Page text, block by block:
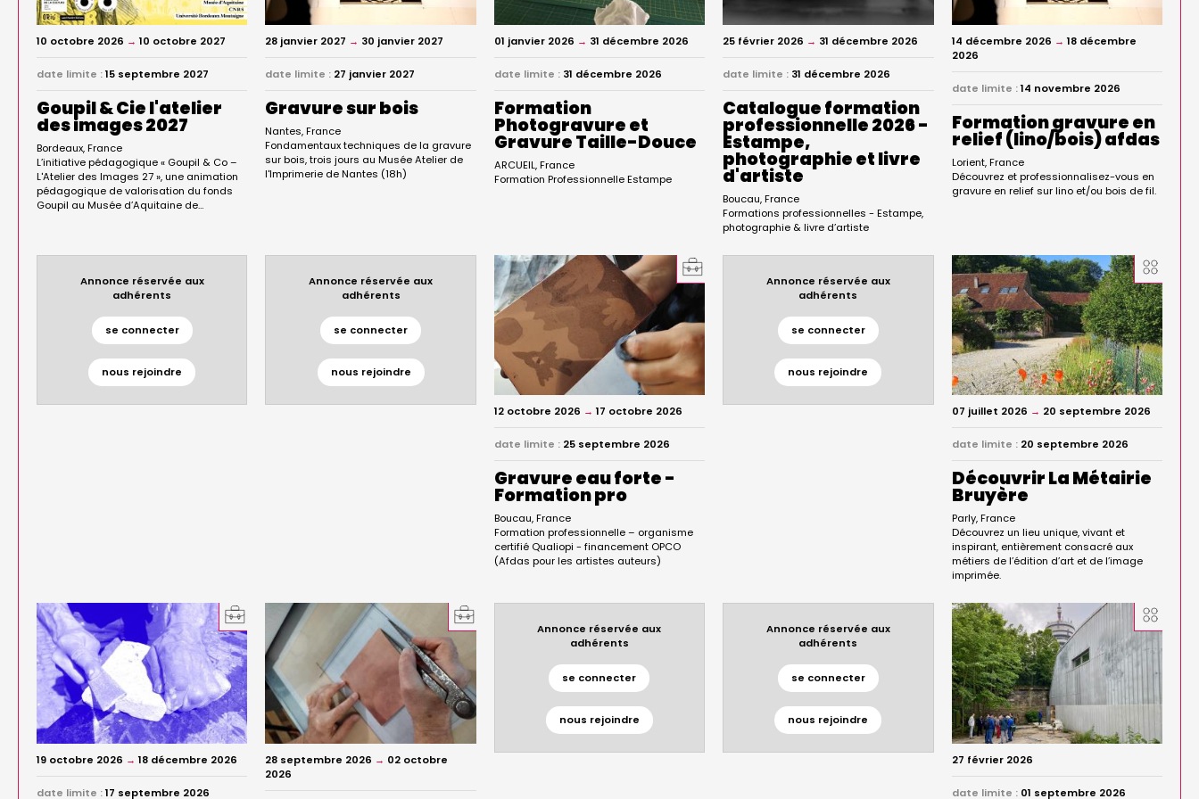
10 octobre 2026 → 10 octobre 2027
date limite :15 septembre 2027
Goupil & Cie l'atelier
des images 2027
Bordeaux France
L’initiative pédagogique « Goupil & Co –
L'Atelier des Images 27 », une animation
pédagogique de valorisation du fonds
Goupil au Musée d’Aquitaine de…
28 janvier 2027 → 30 janvier 2027
date limite : 27 janvier 2027
Gravure sur bois
Nantes France
Fondamentaux techniques de la gravure
sur bois, trois jours au Musée Atelier de
l'Imprimerie de Nantes (18h)
01 janvier 2026 → 31 décembre 2026
date limite : 31 décembre 2026
Formation
Photogravure et
Gravure Taille-Douce
ARCUEIL France
Formation Professionnelle Estampe
25 février 2026 → 31 décembre 2026
date limite : 31 décembre 2026
Catalogue formation
professionnelle 2026 -
Estampe,
photographie et livre
d'artiste
Boucau France
Formations professionnelles - Estampe,
photographie & livre d’artiste
14 décembre 2026 → 18 décembre
2026
date limite :14 novembre 2026
Formation gravure en
relief (lino/bois) afdas
Lorient France
Découvrez et professionnalisez-vous en
gravure en relief sur lino et/ou bois de fil.
Annonce réservée aux
adhérents
se connecter
nous rejoindre
Annonce réservée aux
adhérents
se connecter
nous rejoindre
12 octobre 2026 → 17 octobre 2026
date limite : 25 septembre 2026
Gravure eau forte -
Formation pro
Boucau France
Formation professionnelle – organisme
certifié Qualiopi - financement OPCO
(Afdas pour les artistes auteurs)
Annonce réservée aux
adhérents
se connecter
nous rejoindre
07 juillet 2026 → 20 septembre 2026
date limite : 20 septembre 2026
Découvrir La Métairie
Bruyère
Parly France
Découvrez un lieu unique, vivant et
inspirant, entièrement consacré aux
métiers de l’édition d’art et de l’image
imprimée.
19 octobre 2026 → 18 décembre 2026
date limite :17 septembre 2026
28 septembre 2026 → 02 octobre
2026
Annonce réservée aux
adhérents
se connecter
nous rejoindre
Annonce réservée aux
adhérents
se connecter
nous rejoindre
27 février 2026
date limite : 01 septembre 2026